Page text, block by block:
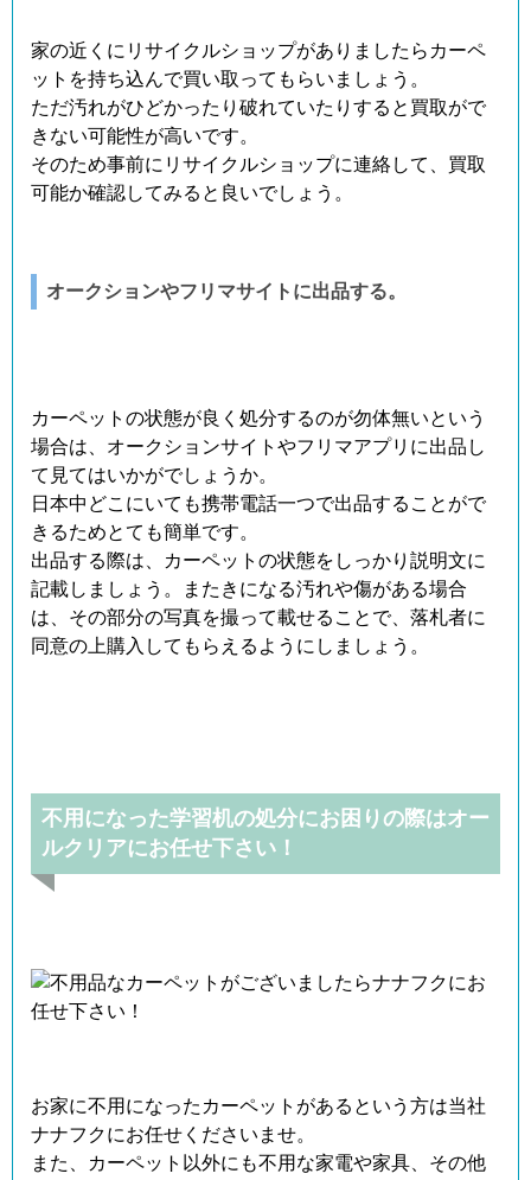
家の近くにリサイクルショップがありましたらカーペ
ットを持ち込んで買い取ってもらいましょう。
ただ汚れがひどかったり破れていたりすると買取がで
きない可能性が高いです。
そのため事前にリサイクルショップに連絡して、買取
可能か確認してみると良いでしょう。
オークションやフリマサイトに出品する。
カーペットの状態が良く処分するのが勿体無いという
場合は、オークションサイトやフリマアプリに出品し
て見てはいかがでしょうか。
日本中どこにいても携帯電話一つで出品することがで
きるためとても簡単です。
出品する際は、カーペットの状態をしっかり説明文に
記載しましょう。またきになる汚れや傷がある場合
は、その部分の写真を撮って載せることで、落札者に
同意の上購入してもらえるようにしましょう。
不用になった学習机の処分にお困りの際はオー
ルクリアにお任せ下さい！
お家に不用になったカーペットがあるという方は当社
ナナフクにお任せくださいませ。
また、カーペット以外にも不用な家電や家具、その他